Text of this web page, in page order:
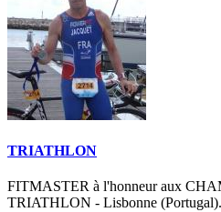
TRIATHLON
FITMASTER à l'honneur aux
TRIATHLON - Lisbonne (Portugal).